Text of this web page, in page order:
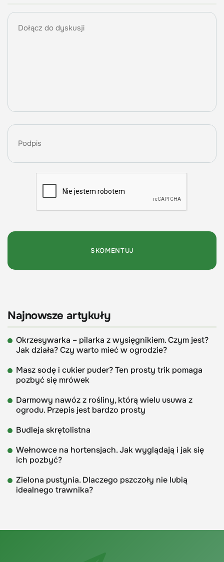
Najnowsze artykuły
Okrzesywarka – pilarka z wysięgnikiem. Czym jest?
Jak działa? Czy warto mieć w ogrodzie?
Masz sodę i cukier puder? Ten prosty trik pomaga
pozbyć się mrówek
Darmowy nawóz z rośliny, którą wielu usuwa z
ogrodu. Przepis jest bardzo prosty
Budleja skrętolistna
Wełnowce na hortensjach. Jak wyglądają i jak się
ich pozbyć?
Zielona pustynia. Dlaczego pszczoły nie lubią
idealnego trawnika?